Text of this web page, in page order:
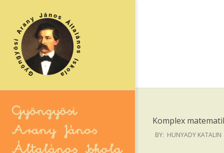
content
Komplex
2024-
BY: HUNYADY KATALIN